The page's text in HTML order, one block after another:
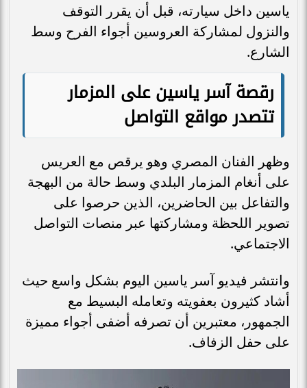
ياسين داخل سيارته، قبل أن يقرر التوقف
والنزول لمشاركة العروسين أجواء الفرح وسط
الشارع.
رقصة آسر ياسين على المزمار
تتصدر مواقع التواصل
وظهر الفنان المصري وهو يرقص مع العريس
على أنغام المزمار البلدي وسط حالة من البهجة
والتفاعل بين الحاضرين، الذين حرصوا على
تصوير اللحظة ومشاركتها عبر منصات التواصل
الاجتماعي.
وانتشر فيديو آسر ياسين اليوم بشكل واسع حيث
أشاد كثيرون بعفويته وتعامله البسيط مع
الجمهور، معتبرين أن تصرفه أضفى أجواء مميزة
على حفل الزفاف.